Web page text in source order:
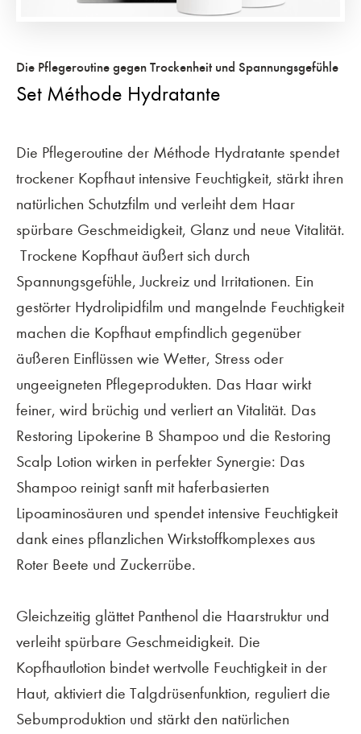
Die Pflegeroutine gegen Trockenheit und Spannungsgefühle
Set Méthode Hydratante
Die Pflegeroutine der Méthode Hydratante spendet
trockener Kopfhaut intensive Feuchtigkeit, stärkt ihren
natürlichen Schutzfilm und verleiht dem Haar
spürbare Geschmeidigkeit, Glanz und neue Vitalität.
Trockene Kopfhaut äußert sich durch
Spannungsgefühle, Juckreiz und Irritationen. Ein
gestörter Hydrolipidfilm und mangelnde Feuchtigkeit
machen die Kopfhaut empfindlich gegenüber
äußeren Einflüssen wie Wetter, Stress oder
ungeeigneten Pflegeprodukten. Das Haar wirkt
feiner, wird brüchig und verliert an Vitalität. Das
Restoring Lipokerine B Shampoo und die Restoring
Scalp Lotion wirken in perfekter Synergie: Das
Shampoo reinigt sanft mit haferbasierten
Lipoaminosäuren und spendet intensive Feuchtigkeit
dank eines pflanzlichen Wirkstoffkomplexes aus
Roter Beete und Zuckerrübe.
Gleichzeitig glättet Panthenol die Haarstruktur und
verleiht spürbare Geschmeidigkeit. Die
Kopfhautlotion bindet wertvolle Feuchtigkeit in der
Haut, aktiviert die Talgdrüsenfunktion, reguliert die
Sebumproduktion und stärkt den natürlichen